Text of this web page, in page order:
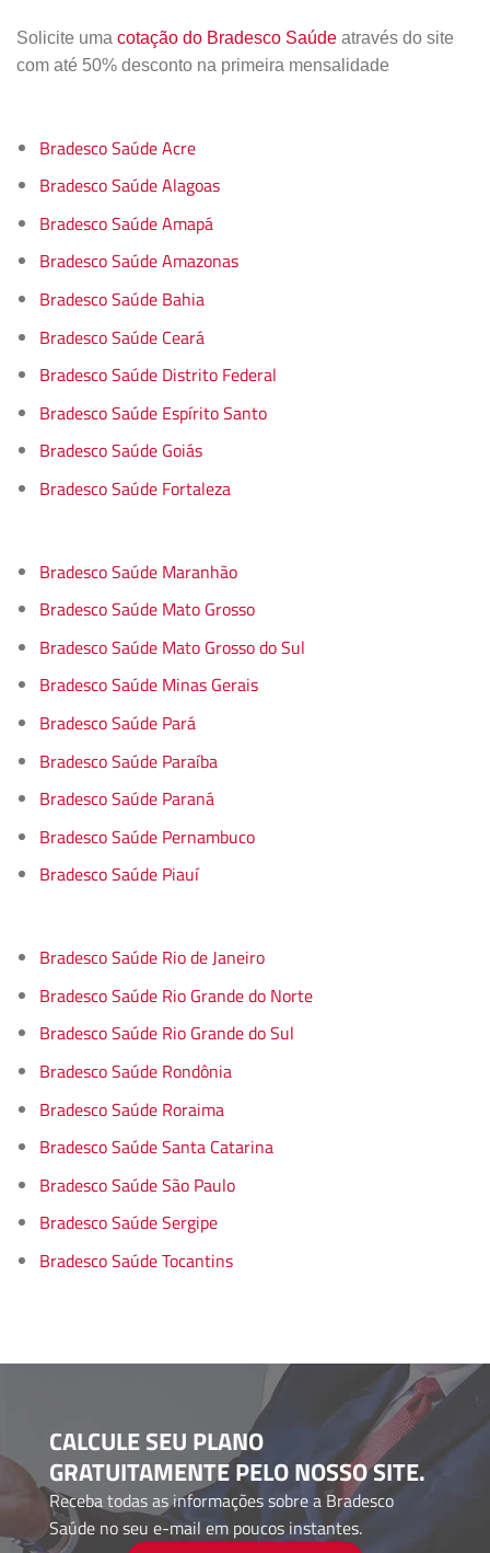
Solicite uma cotação do Bradesco Saúde através do site
com até 50% desconto na primeira mensalidade
Bradesco Saúde Acre
Bradesco Saúde Alagoas
Bradesco Saúde Amapá
Bradesco Saúde Amazonas
Bradesco Saúde Bahia
Bradesco Saúde Ceará
Bradesco Saúde Distrito Federal
Bradesco Saúde Espírito Santo
Bradesco Saúde Goiás
Bradesco Saúde Fortaleza
Bradesco Saúde Maranhão
Bradesco Saúde Mato Grosso
Bradesco Saúde Mato Grosso do Sul
Bradesco Saúde Minas Gerais
Bradesco Saúde Pará
Bradesco Saúde Paraíba
Bradesco Saúde Paraná
Bradesco Saúde Pernambuco
Bradesco Saúde Piauí
Bradesco Saúde Rio de Janeiro
Bradesco Saúde Rio Grande do Norte
Bradesco Saúde Rio Grande do Sul
Bradesco Saúde Rondônia
Bradesco Saúde Roraima
Bradesco Saúde Santa Catarina
Bradesco Saúde São Paulo
Bradesco Saúde Sergipe
Bradesco Saúde Tocantins
CALCULE SEU PLANO
GRATUITAMENTE PELO NOSSO SITE.
Receba todas as informações sobre a Bradesco
Saúde no seu e-mail em poucos instantes.